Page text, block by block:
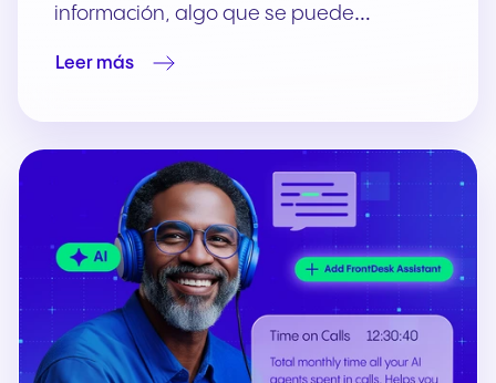
información, algo que se puede…
Leer más